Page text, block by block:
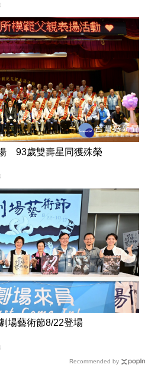
93歲雙壽星同獲殊榮
場藝術節8/22登場
Recommended by